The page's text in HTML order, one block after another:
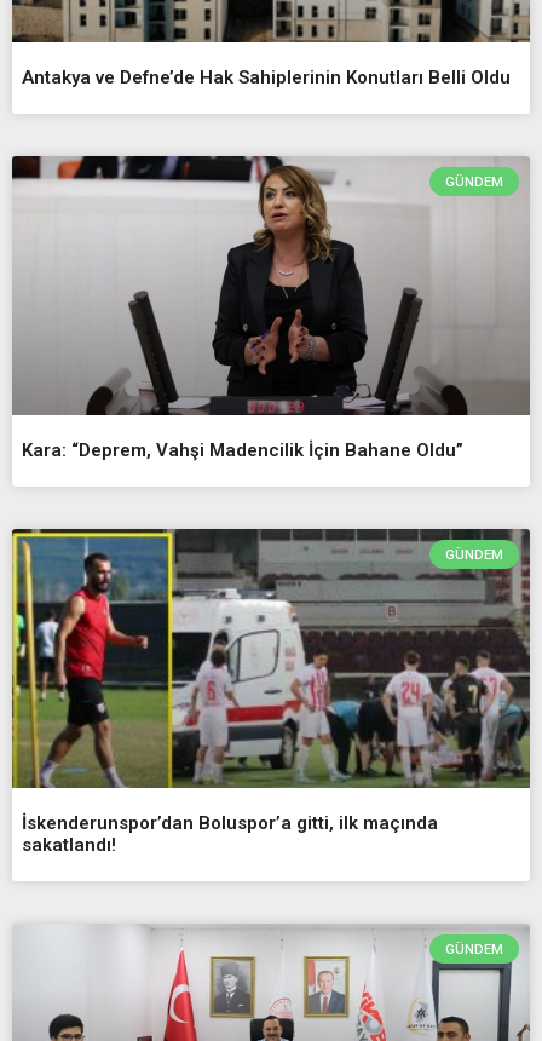
Antakya ve Defne’de Hak Sahiplerinin Konutları Belli Oldu
GÜNDEM
Kara: “Deprem, Vahşi Madencilik İçin Bahane Oldu”
GÜNDEM
İskenderunspor’dan Boluspor’a gitti, ilk maçında
sakatlandı!
GÜNDEM